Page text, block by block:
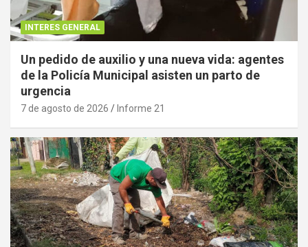
INTERES GENERAL
Un pedido de auxilio y una nueva vida: agentes
de la Policía Municipal asisten un parto de
urgencia
7 de agosto de 2026 Informe 21